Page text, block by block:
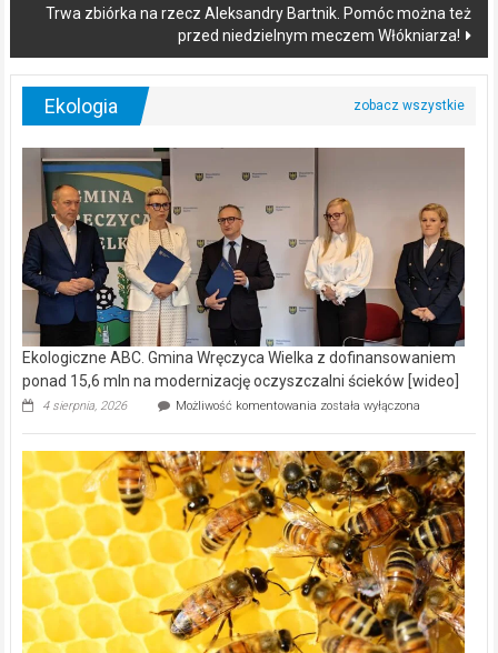
Trwa zbiórka na rzecz Aleksandry Bartnik. Pomóc można też
przed niedzielnym meczem Włókniarza!
Ekologia
Ekologiczne ABC. Gmina Wręczyca Wielka z dofinansowaniem
ponad 15,6 mln na modernizację oczyszczalni ścieków [wideo]
4 sierpnia, 2026 Możliwość komentowania Ekologiczne
Wręczyca
Wielka
z
dofinansowaniem
ponad
15,6
mln
na
modernizację
oczyszczalni
ścieków
została wyłączona